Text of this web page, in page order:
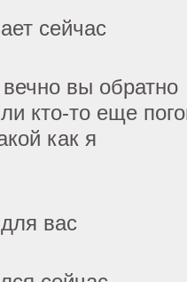
сейчас
вы обратно
кто-то еще
как я
вас